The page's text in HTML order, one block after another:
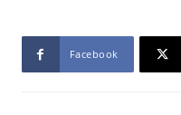
Facebook